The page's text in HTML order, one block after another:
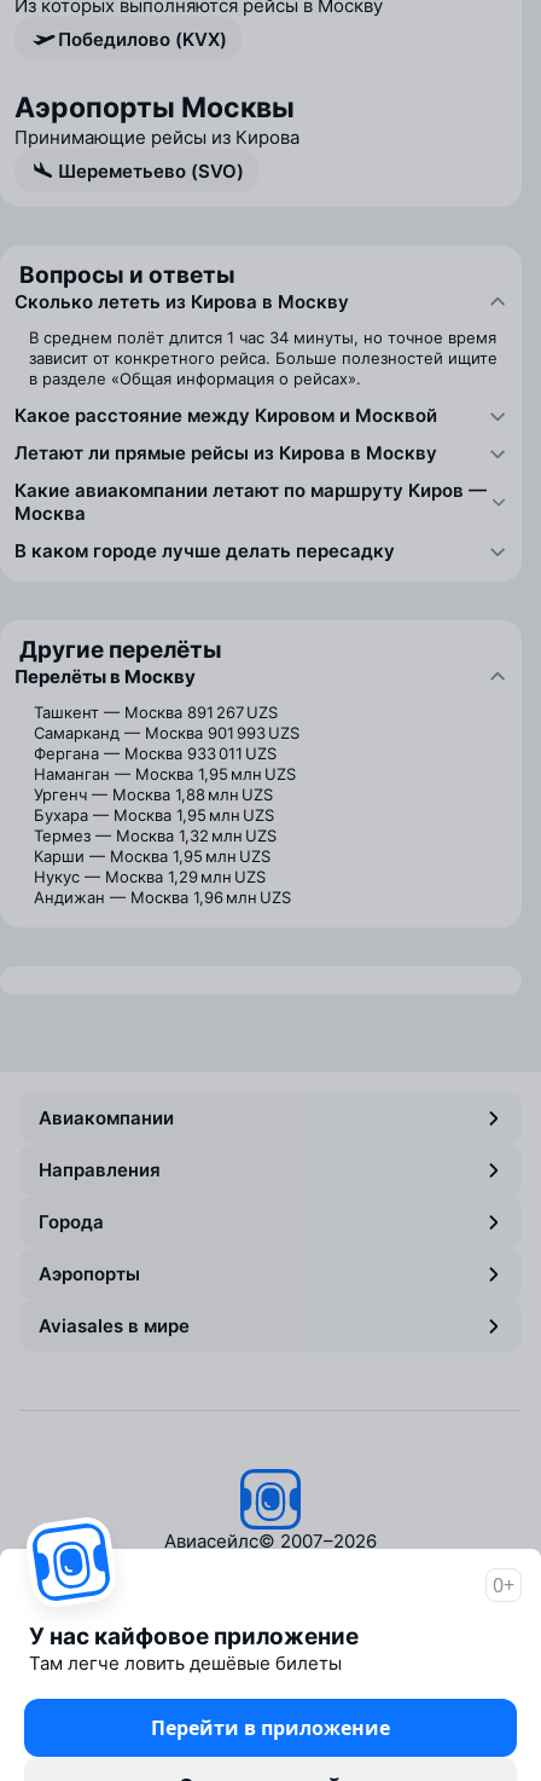
Из которых выполняются рейсы в Москву
Победилово (KVX)
Аэропорты Москвы
Принимающие рейсы из Кирова
Шереметьево (SVO)
Вопросы и ответы
Сколько лететь из Кирова в Москву
В среднем полёт длится 1 час 34 минуты, но точное время
зависит от конкретного рейса. Больше полезностей ищите
в разделе «Общая информация о рейсах».
Какое расстояние между Кировом и Москвой
Летают ли прямые рейсы из Кирова в Москву
Какие авиакомпании летают по маршруту Киров —
Москва
В каком городе лучше делать пересадку
Другие перелёты
Перелёты в Москву
Ташкент — Москва 891 267 UZS
Самарканд — Москва 901 993 UZS
Фергана — Москва 933 011 UZS
Наманган — Москва 1,95 млн UZS
Ургенч — Москва 1,88 млн UZS
Бухара — Москва 1,95 млн UZS
Термез — Москва 1,32 млн UZS
Карши — Москва 1,95 млн UZS
Нукус — Москва 1,29 млн UZS
Андижан — Москва 1,96 млн UZS
Авиакомпании
Направления
Города
Аэропорты
Aviasales в мире
Авиасейлс© 2007–2026
Пресс‑центр
Travelpayouts
Партнёрская программа
Медиа Yo'lovchi
Трэвел‑медиа Aviasales.uz
0+
У нас кайфовое приложение
Там легче ловить дешёвые билеты
Перейти в приложение